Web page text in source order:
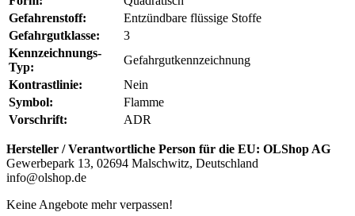
Gefahrenstoff:
Entzündbare flüssige Stoffe
Gefahrgutklasse:
3
Kennzeichnungs-
Typ:
Gefahrgutkennzeichnung
Kontrastlinie:
Nein
Symbol:
Flamme
Vorschrift:
ADR
Hersteller / Verantwortliche Person für die EU: OLShop AG
Gewerbepark 13, 02694 Malschwitz, Deutschland
info@olshop.de
Keine Angebote mehr verpassen!